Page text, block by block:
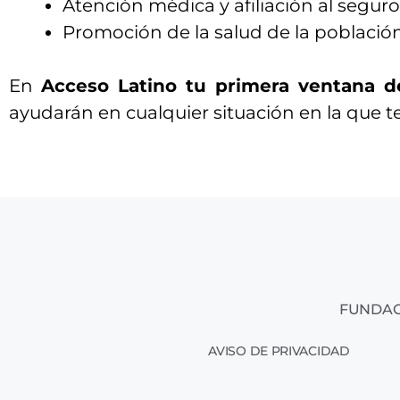
Atención médica y afiliación al
Promoción de la salud de la
En Acceso Latino tu primera ventana
ayudarán en cualquier situación en la que
AVISO DE PRIVACIDAD